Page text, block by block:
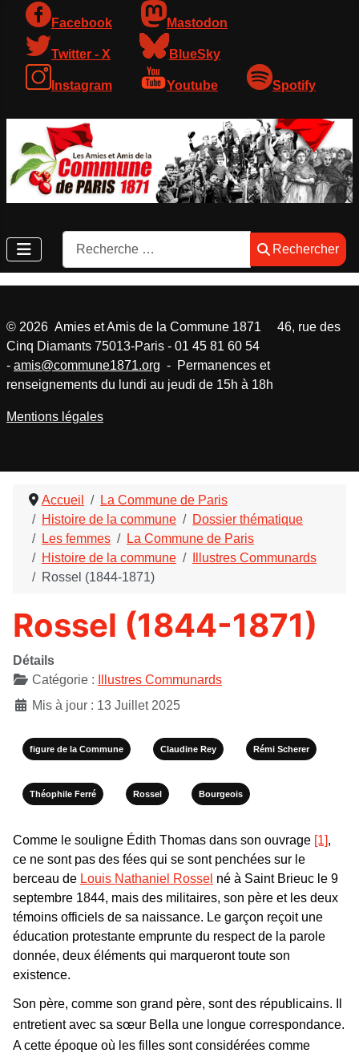
Facebook Mastodon
Twitter - X BlueSky
Instagram Youtube Spotify
Rechercher
Rechercher
Accueil
La Commune de Paris
Histoire de la commune
Dossier thématique
Les femmes
La Commune de Paris
Histoire de la commune
Illustres Communards
Rossel (1844-1871)
Rossel (1844-1871)
Détails
Catégorie :
Illustres Communards
Mis à jour : 13 Juillet 2025
figure de la Commune Claudine Rey Rémi Scherer
Théophile Ferré Rossel Bourgeois
Comme le souligne Édith Thomas dans son ouvrage [1],
ce ne sont pas des fées qui se sont penchées sur le
berceau de Louis Nathaniel Rossel né à Saint Brieuc le 9
septembre 1844, mais des militaires, son père et les deux
témoins officiels de sa naissance. Le garçon reçoit une
éducation protestante emprunte du respect de la parole
donnée, deux éléments qui marqueront toute son
existence.
Son père, comme son grand père, sont des républicains. Il
entretient avec sa sœur Bella une longue correspondance.
A cette époque où les filles sont considérées comme
© 2026 Amies et Amis de la Commune 1871 46, rue des
Cinq Diamants 75013-Paris - 01 45 81 60 54
- amis@commune1871.org - Permanences et
renseignements du lundi au jeudi de 15h à 18h
Mentions légales